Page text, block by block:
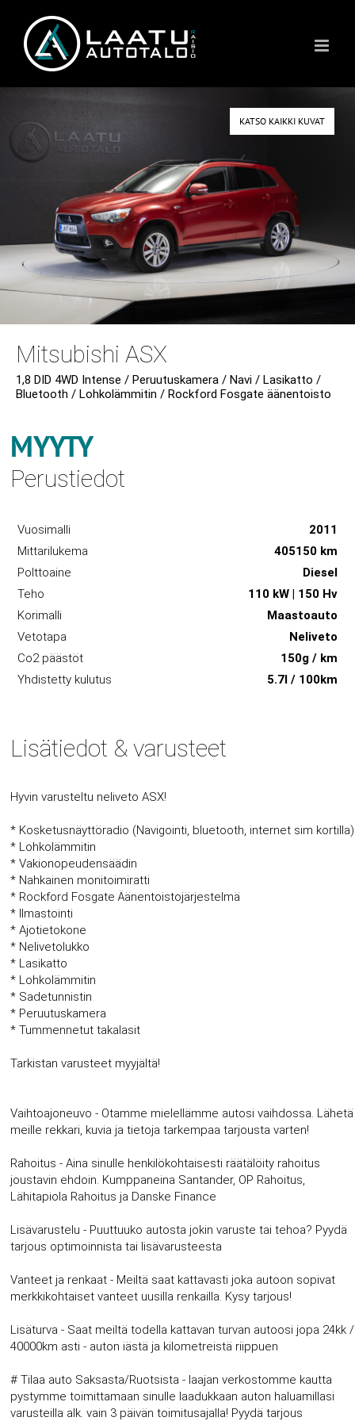
content
KATSO KAIKKI KUVAT
Mitsubishi ASX
1,8 DID 4WD Intense / Peruutuskamera / Navi / Lasikatto /
Bluetooth / Lohkolämmitin / Rockford Fosgate äänentoisto
MYYTY
Perustiedot
Vuosimalli
2011
Mittarilukema
405150 km
Polttoaine
Diesel
Teho
110 kW | 150 Hv
Korimalli
Maastoauto
Vetotapa
Neliveto
Co2 päästöt
150g / km
Yhdistetty kulutus
5.7l / 100km
Lisätiedot & varusteet
Hyvin varusteltu neliveto ASX!
* Kosketusnäyttöradio (Navigointi, bluetooth, internet sim kortilla)
* Lohkolämmitin
* Vakionopeudensäädin
* Nahkainen monitoimiratti
* Rockford Fosgate Äänentoistojärjestelmä
* Ilmastointi
* Ajotietokone
* Nelivetolukko
* Lasikatto
* Lohkolämmitin
* Sadetunnistin
* Peruutuskamera
* Tummennetut takalasit
Tarkistan varusteet myyjältä!
Vaihtoajoneuvo - Otamme mielellämme autosi vaihdossa. Lähetä
meille rekkari, kuvia ja tietoja tarkempaa tarjousta varten!
Rahoitus - Aina sinulle henkilökohtaisesti räätälöity rahoitus
joustavin ehdoin. Kumppaneina Santander, OP Rahoitus,
Lähitapiola Rahoitus ja Danske Finance
Lisävarustelu - Puuttuuko autosta jokin varuste tai tehoa? Pyydä
tarjous optimoinnista tai lisävarusteesta
Vanteet ja renkaat - Meiltä saat kattavasti joka autoon sopivat
merkkikohtaiset vanteet uusilla renkailla. Kysy tarjous!
Lisäturva - Saat meiltä todella kattavan turvan autoosi jopa 24kk /
40000km asti - auton iästä ja kilometreistä riippuen
# Tilaa auto Saksasta/Ruotsista - laajan verkostomme kautta
pystymme toimittamaan sinulle laadukkaan auton haluamillasi
varusteilla alk. vain 3 päivän toimitusajalla! Pyydä tarjous